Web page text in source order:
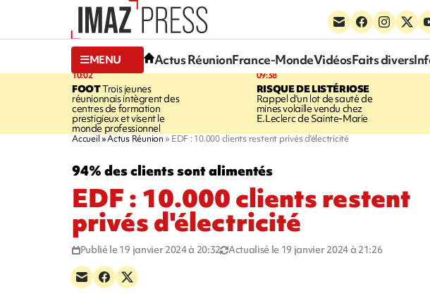
MENU Actus RéunionFrance-MondeVidéosFaits divers
10:02
FOOTTrois jeunes
réunionnais intègrent des
centres de formation
prestigieux et visent le
monde professionnel
09:38
RISQUE DE LISTÉRIOSE
Rappel d'un lot de sauté de
mines volaille vendu chez
E.Leclerc de Sainte-Marie
Accueil Actus Réunion EDF : 10.000 clients restent privés d'électricité
94% des clients sont alimentés
EDF : 10.000 clients restent
privés d'électricité
Publié le 19 janvier 2024 à 20:32 Actualisé le 19 janvier 2024 à 21:26